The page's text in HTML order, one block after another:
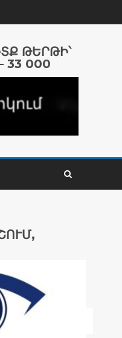
ԹԵՐԹԻ՝
33 000